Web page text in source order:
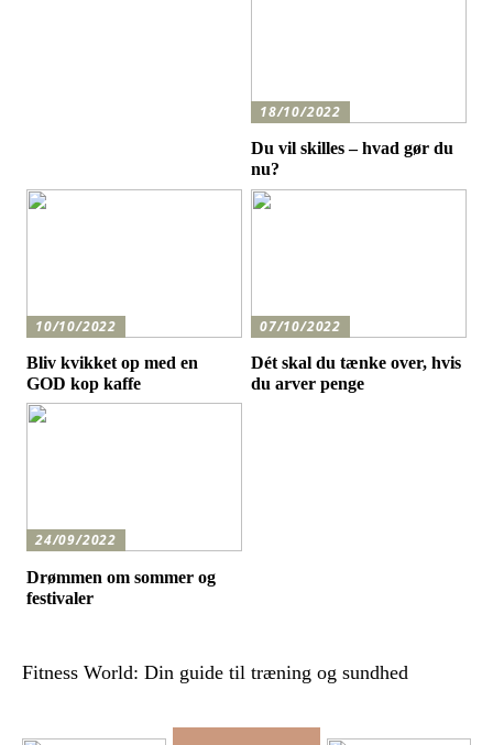
18/10/2022
Du vil skilles – hvad gør du
nu?
10/10/2022
Bliv kvikket op med en
GOD kop kaffe
07/10/2022
Dét skal du tænke over, hvis
du arver penge
24/09/2022
Drømmen om sommer og
festivaler
Fitness World: Din guide til træning og sundhed